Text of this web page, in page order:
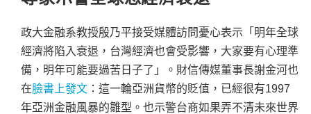
政大金融系教授殷乃平接受媒體訪問憂心表示「明年全球
經濟將陷入衰退，台灣經濟也會受影響，大家要有心理準
備，明年可能要過苦日子了」。財信傳媒董事長謝金河也
在臉書上發文 ：這一輪亞洲貨幣的貶值，已經很有1997
年亞洲金融風暴的雛型。也示警台商如果弄不清未來世界